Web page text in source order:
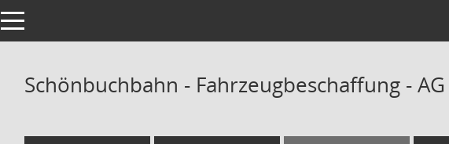
Toggle navigation
Schönbuchbahn - Fahrzeugbeschaffung - AG